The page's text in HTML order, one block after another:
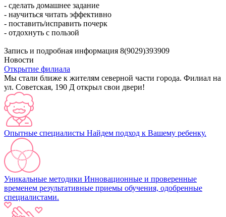
- сделать домашнее задание
- научиться читать эффективно
- поставить/исправить почерк
- отдохнуть с пользой
Запись и подробная информация 8(9029)393909
Новости
Открытие филиала
Мы стали ближе к жителям северной части города. Филиал на
ул. Советская, 190 Д открыл свои двери!
Опытные специалисты Найдем подход к Вашему ребенку.
Уникальные методики Инновационные и проверенные
временем результативные приемы обучения, одобренные
специалистами.